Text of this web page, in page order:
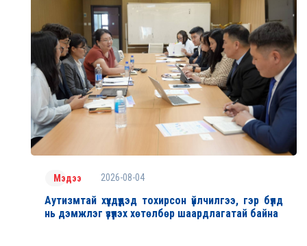
Мэдээ 2026-08-04
Аутизмтай хүүхдүүдэд тохирсон үйлчилгээ, гэр бүлд
нь дэмжлэг үзүүлэх хөтөлбөр шаардлагатай байна